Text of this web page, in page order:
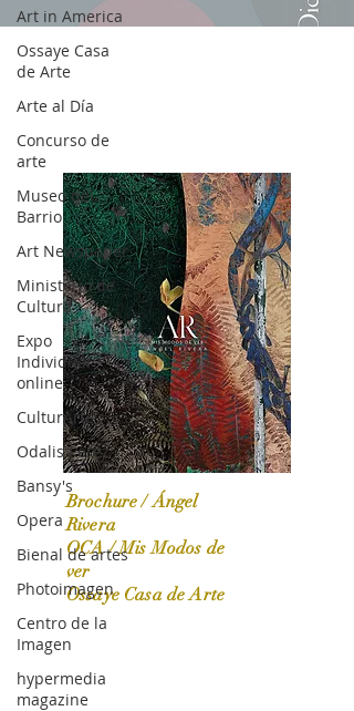
Art in America
Ossaye Casa
de Arte
Arte al Día
Concurso de
arte
Museo del
Barrio
Art Newspaper
Ministerio de
Cultura
Expo
Individual
online
CulturArte
Odalis Perez
Bansy's
Opera
Bienal de artes
Photoimagen
Centro de la
Imagen
hypermedia
magazine
OCA|News 31 / Marzo-Abril / 2024
Brochure / Ángel
Rivera
OCA / Mis Modos de
ver
Ossaye Casa de Arte